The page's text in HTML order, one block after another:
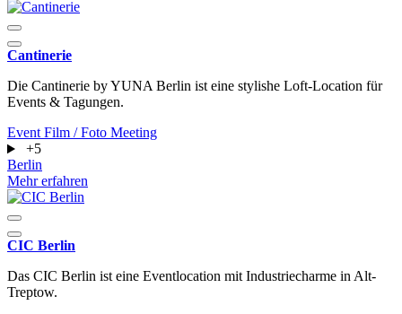
Cantinerie
Die Cantinerie by YUNA Berlin ist eine stylishe Loft-Location für
Events & Tagungen.
Event Film / Foto Meeting
+5
Berlin
Mehr erfahren
CIC Berlin
Das CIC Berlin ist eine Eventlocation mit Industriecharme in Alt-
Treptow.